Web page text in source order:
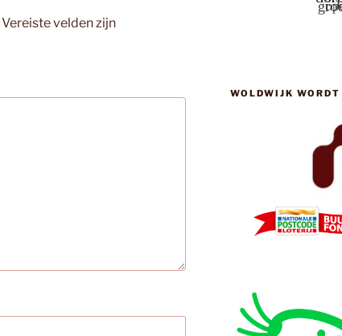
Vereiste velden zijn
WOLDWIJK